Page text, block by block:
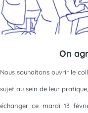
On
Nous souhaitons ouvrir le
sujet au sein de leur
échanger ce mardi 13